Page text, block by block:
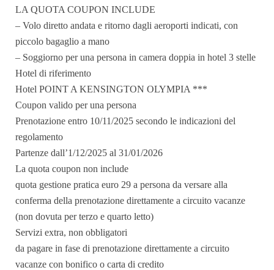
LA QUOTA COUPON INCLUDE
– Volo diretto andata e ritorno dagli aeroporti indicati, con
piccolo bagaglio a mano
– Soggiorno per una persona in camera doppia in hotel 3 stelle
Hotel di riferimento
Hotel POINT A KENSINGTON OLYMPIA ***
Coupon valido per una persona
Prenotazione entro 10/11/2025 secondo le indicazioni del
regolamento
Partenze dall’1/12/2025 al 31/01/2026
La quota coupon non include
quota gestione pratica euro 29 a persona da versare alla
conferma della prenotazione direttamente a circuito vacanze
(non dovuta per terzo e quarto letto)
Servizi extra, non obbligatori
da pagare in fase di prenotazione direttamente a circuito
vacanze con bonifico o carta di credito